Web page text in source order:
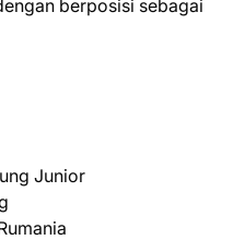
berposisi sebagai
Junior